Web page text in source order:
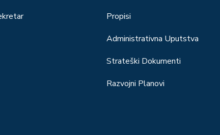
Propisi
Administrativna Uputstva
Strateški Dokumenti
Razvojni Planovi